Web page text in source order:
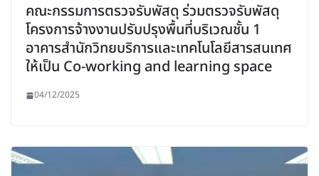
คณะกรรมการตรวจรับพัสดุ ร่วมตรวจรับพัสดุ
โครงการจ้างงานปรับปรุงพื้นที่บริเวณชั้น 1
อาคารสำนักวิทยบริการและเทคโนโลยีสารสนเทศ
ให้เป็น Co-working and learning space
04/12/2025